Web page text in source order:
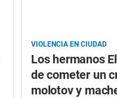
VIOLENCIA EN CIUDAD
Los hermanos
de cometer un
molotov y